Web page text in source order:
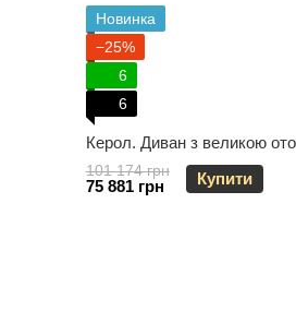
Новинка
−25%
6
6
Керол. Диван з великою
101 174 грн
75 881 грн Купити